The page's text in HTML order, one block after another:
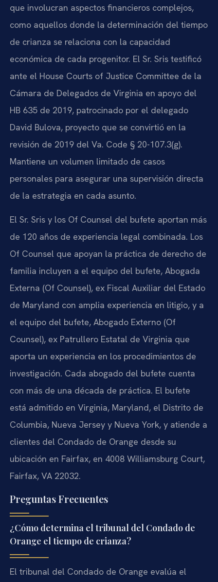
que involucran aspectos financieros complejos,
como aquellos donde la determinación del tiempo
de crianza se relaciona con la capacidad
económica de cada progenitor. El Sr. Sris testificó
ante el House Courts of Justice Committee de la
Cámara de Delegados de Virginia en apoyo del
HB 635 de 2019, patrocinado por el delegado
David Bulova, proyecto que se convirtió en la
revisión de 2019 del Va. Code § 20-107.3(g).
Mantiene un volumen limitado de casos
personales para asegurar una supervisión directa
de la estrategia en cada asunto.
El Sr. Sris y los Of Counsel del bufete aportan más
de 120 años de experiencia legal combinada. Los
Of Counsel que apoyan la práctica de derecho de
familia incluyen a el equipo del bufete, Abogada
Externa (Of Counsel), ex Fiscal Auxiliar del Estado
de Maryland con amplia experiencia en litigio, y a
el equipo del bufete, Abogado Externo (Of
Counsel), ex Patrullero Estatal de Virginia que
aporta un experiencia en los procedimientos de
investigación. Cada abogado del bufete cuenta
con más de una década de práctica. El bufete
está admitido en Virginia, Maryland, el Distrito de
Columbia, Nueva Jersey y Nueva York, y atiende a
clientes del Condado de Orange desde su
ubicación en Fairfax, en 4008 Williamsburg Court,
Fairfax, VA 22032.
Preguntas Frecuentes
¿Cómo determina el tribunal del Condado de
Orange el tiempo de crianza?
El tribunal del Condado de Orange evalúa el